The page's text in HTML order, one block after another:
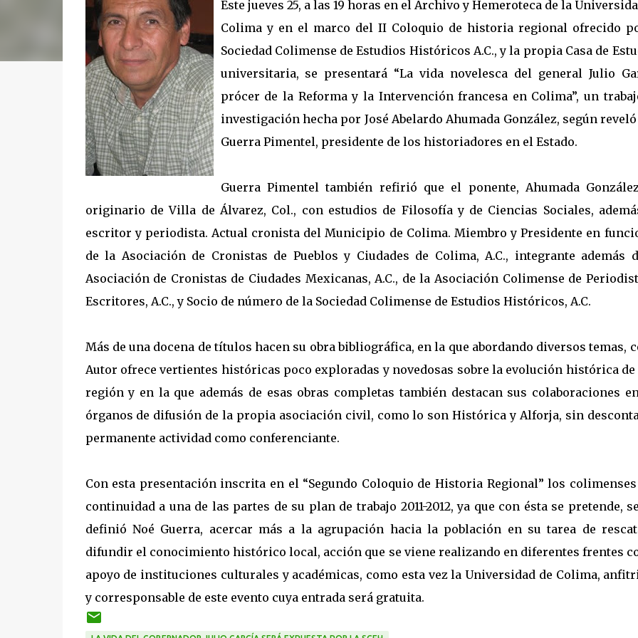
Este jueves 25, a las 19 horas en el Archivo y Hemeroteca de la
Colima y en el marco del II Coloquio de historia regional ofrecido
Sociedad Colimense de Estudios Históricos A.C., y la propia Casa de
universitaria, se presentará “La vida novelesca del general Julio
prócer de la Reforma y la Intervención francesa en Colima”, un
investigación hecha por José Abelardo Ahumada González, según reveló
Guerra Pimentel, presidente de los historiadores en el Estado.
Guerra Pimentel también refirió que el ponente, Ahumada
originario de Villa de Álvarez, Col., con estudios de Filosofía y de Ciencias Sociales,
escritor y periodista. Actual cronista del Municipio de Colima. Miembro y Presidente en
de la Asociación de Cronistas de Pueblos y Ciudades de Colima, A.C., integrante además
Asociación de Cronistas de Ciudades Mexicanas, A.C., de la Asociación Colimense de
Escritores, A.C., y Socio de número de la Sociedad Colimense de Estudios Históricos, A.C.
Más de una docena de títulos hacen su obra bibliográfica, en la que abordando diversos temas,
Autor ofrece vertientes históricas poco exploradas y novedosas sobre la evolución histórica de
región y en la que además de esas obras completas también destacan sus colaboraciones
órganos de difusión de la propia asociación civil, como lo son Histórica y Alforja, sin
permanente actividad como conferenciante.
Con esta presentación inscrita en el “Segundo Coloquio de Historia Regional” los
continuidad a una de las partes de su plan de trabajo 2011-2012, ya que con ésta se pretende,
definió Noé Guerra, acercar más a la agrupación hacia la población en su tarea de
difundir el conocimiento histórico local, acción que se viene realizando en diferentes frentes
apoyo de instituciones culturales y académicas, como esta vez la Universidad de Colima,
y corresponsable de este evento cuya entrada será gratuita.